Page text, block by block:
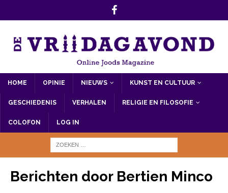
HOME OPINIE NIEUWS KUNST EN CULTUUR
GESCHIEDENIS VERHALEN RELIGIE EN FILOSOFIE
COLOFON LOG IN
Berichten door Bertien Minco